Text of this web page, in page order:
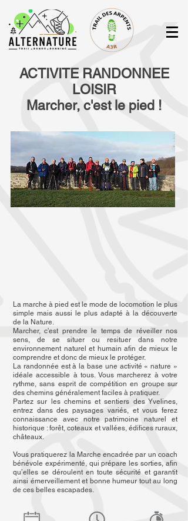
ACTIVITE RANDONNEE
LOISIR
Marcher, c'est le pied !
La marche à pied est le mode de locomotion le plus
simple mais aussi le plus adapté à la découverte
de la Nature.
Marcher, c'est prendre le temps de
réveiller nos
sens, de se situer ou resituer dans notre
environnement naturel et humain afin de mieux le
comprendre et donc de mieux le protéger.
La randonnée est à la base une activité « nature »
idéale accessible à tous. Vous marcherez à votre
rythme, sans esprit de compétition en groupe sur
des chemins généralement faciles à pratiquer.
Partez sur les chemins et sentiers des Yvelines,
entrez dans des paysages variés, et vous ferez
connaissance avec notre patrimoine naturel et
historique : forêt, coteaux et vallées, édifices ruraux,
châteaux.
Vous pratiquerez la Marche encadrée par un coach
bénévole expérimenté, qui prépare les sorties, afin
qu’elles se déroulent en toute sécurité et garantit
ainsi émerveillement et bonne humeur tout au long
de ces belles escapades.